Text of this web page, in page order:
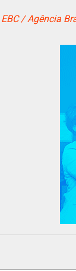
EBC / Agência